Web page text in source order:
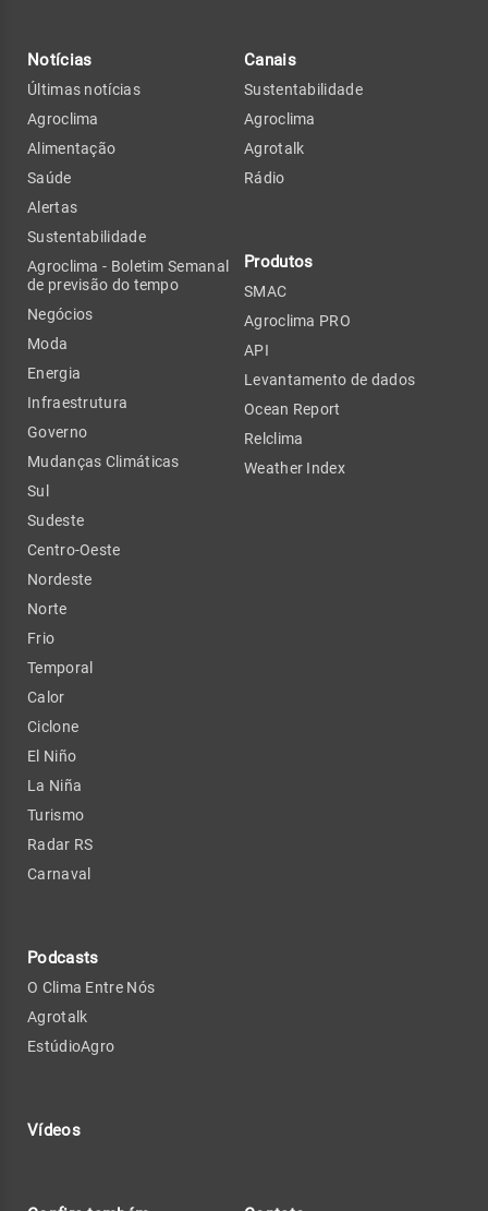
Notícias
Últimas notícias
Agroclima
Alimentação
Saúde
Alertas
Sustentabilidade
Agroclima - Boletim Semanal
de previsão do tempo
Negócios
Moda
Energia
Infraestrutura
Governo
Mudanças Climáticas
Sul
Sudeste
Centro-Oeste
Nordeste
Norte
Frio
Temporal
Calor
Ciclone
El Niño
La Niña
Turismo
Radar RS
Carnaval
Podcasts
O Clima Entre Nós
Agrotalk
EstúdioAgro
Vídeos
Canais
Sustentabilidade
Agroclima
Agrotalk
Rádio
Produtos
SMAC
Agroclima PRO
API
Levantamento de dados
Ocean Report
Relclima
Weather Index